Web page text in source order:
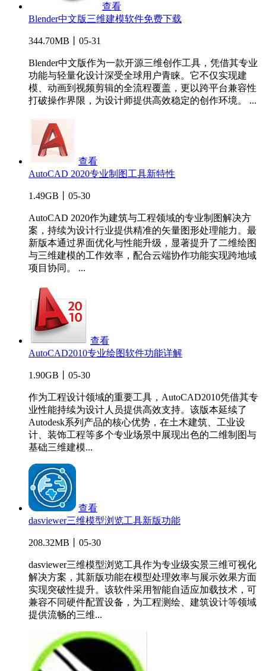
查看
Blender中文版三维建模软件免费下载
344.70MB丨05-31
Blender中文版作为一款开源三维创作工具，凭借其专业
功能与轻量化设计深受全球用户青睐。它不仅实现建
模、动画到视频剪辑的全流程覆盖，更以跨平台兼容性
打破操作界限，为设计师提供高效稳定的创作环境。 ...
查看
AutoCAD 2020专业制图工具新特性
1.49GB丨05-30
AutoCAD 2020作为建筑与工程领域的专业制图解决方
案，持续为设计行业提供精准的矢量图形处理能力。最
新版本通过界面优化与性能升级，显著提升了二维绘图
与三维建模的工作效率，配合云端协作功能实现跨地域
项目协同。 ...
查看
AutoCAD2010专业绘图软件功能详解
1.90GB丨05-30
作为工程设计领域的重要工具，AutoCAD2010凭借其专
业性能持续为设计人员提供高效支持。该版本延续了
Autodesk系列产品的核心优势，在土木建筑、工业设
计、装饰工程等多个专业场景中展现出色的二维制图与
基础三维建模...
查看
dasviewer三维模型浏览工具新版功能
208.32MB丨05-30
dasviewer三维模型浏览工具作为专业级实景三维可视化
解决方案，其新版功能在模型处理效率与展示效果方面
实现突破性提升。该软件采用智能自适应加载技术，可
兼容不同硬件配置设备，为工程测绘、建筑设计等领域
提供流畅的三维...